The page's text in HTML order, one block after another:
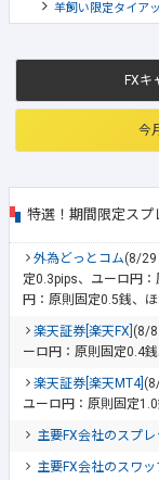
FXキ
今
特選！期間限定スプ
外為どっとコム(8/29
定0.3pips、ユーロ円
円：原則固定0.5銭、
楽天証券[楽天FX] (8/
ーロ円：原則固定0.4
楽天証券[楽天MT4]
ユーロ円：原則固定
主要FX会社のスプ
主要FX会社のスワ
羊飼い限定タイア